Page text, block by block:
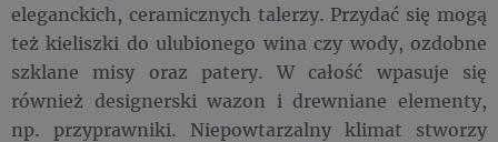
eleganckich, ceramicznych talerzy. Przydać się mogą
też kieliszki do ulubionego wina czy wody, ozdobne
szklane misy oraz patery. W całość wpasuje się
również designerski wazon i drewniane elementy,
np. przyprawniki. Niepowtarzalny klimat stworzy